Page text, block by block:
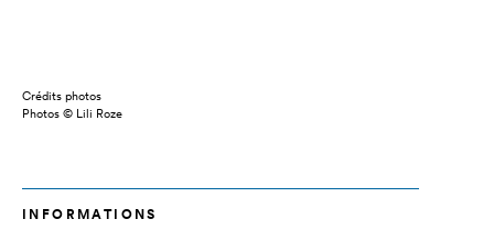
Crédits photos
Photos © Lili Roze
INFORMATIONS